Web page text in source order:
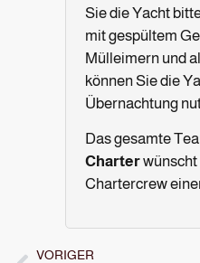
Sie die Yacht
mit gespültem
Mülleimern und
können Sie die
Übernachtung
Das gesamte
Charter
Chartercrew
VORIGER